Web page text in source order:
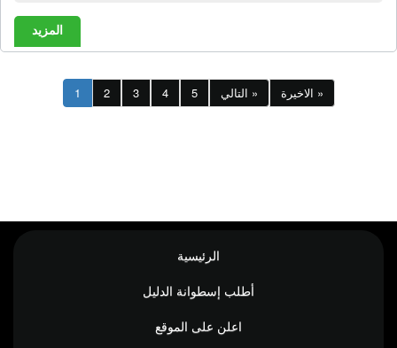
المزيد
1 2 3 4 5 التالي » الاخيرة »
الرئيسية
أطلب إسطوانة الدليل
اعلن على الموقع